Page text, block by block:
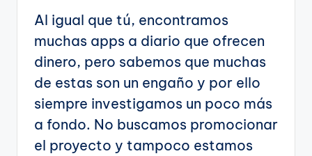
Al igual que tú, encontramos
muchas apps a diario que ofrecen
dinero, pero sabemos que muchas
de estas son un engaño y por ello
siempre investigamos un poco más
a fondo. No buscamos promocionar
el proyecto y tampoco estamos